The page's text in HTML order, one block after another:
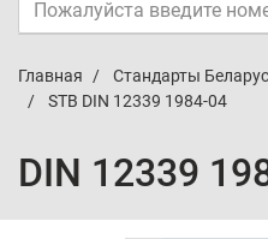
Главная Стандарты
STB DIN 12339 1984-04
DIN 12339